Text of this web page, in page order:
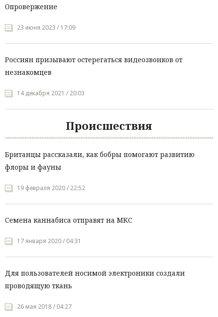
Опровержение
23 июня 2023 / 17:09
Россиян призывают остерегаться видеозвонков от
незнакомцев
14 декабря 2021 / 20:03
Происшествия
Британцы рассказали, как бобры помогают развитию
флоры и фауны
19 февраля 2020 / 22:52
Семена каннабиса отправят на МКС
17 января 2020 / 04:31
Для пользователей носимой электроники создали
проводящую ткань
26 мая 2018 / 04:27